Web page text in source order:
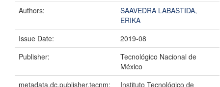
Authors:
SAAVEDRA LABASTIDA,
ERIKA
Issue Date:
2019-08
Publisher:
Tecnológico Nacional de
México
metadata.dc.publisher.tecnm:
Instituto Tecnológico de